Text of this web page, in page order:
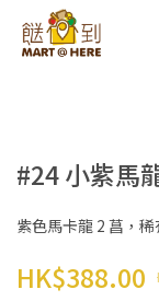
#24 小紫馬
紫色馬卡龍 2 菖，
HK$388.00